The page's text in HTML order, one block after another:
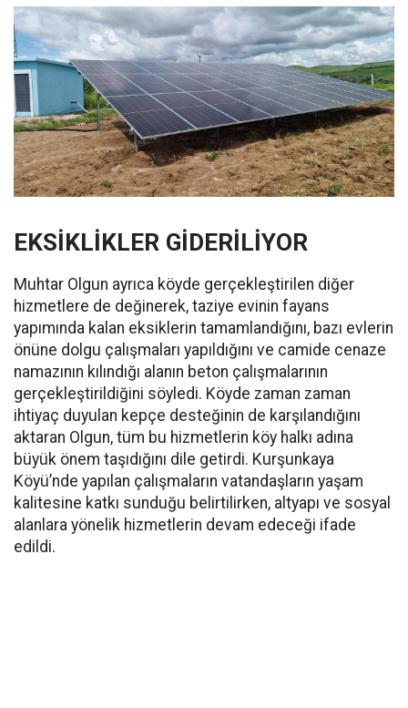
EKSİKLİKLER GİDERİLİYOR
Muhtar Olgun ayrıca köyde gerçekleştirilen diğer
hizmetlere de değinerek, taziye evinin fayans
yapımında kalan eksiklerin tamamlandığını, bazı evlerin
önüne dolgu çalışmaları yapıldığını ve camide cenaze
namazının kılındığı alanın beton çalışmalarının
gerçekleştirildiğini söyledi. Köyde zaman zaman
ihtiyaç duyulan kepçe desteğinin de karşılandığını
aktaran Olgun, tüm bu hizmetlerin köy halkı adına
büyük önem taşıdığını dile getirdi. Kurşunkaya
Köyü’nde yapılan çalışmaların vatandaşların yaşam
kalitesine katkı sunduğu belirtilirken, altyapı ve sosyal
alanlara yönelik hizmetlerin devam edeceği ifade
edildi.